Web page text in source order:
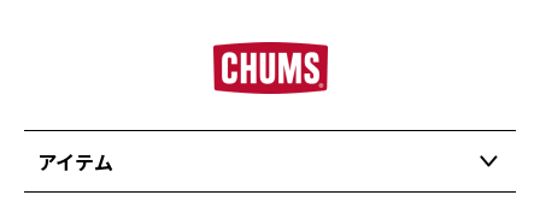
アイテム